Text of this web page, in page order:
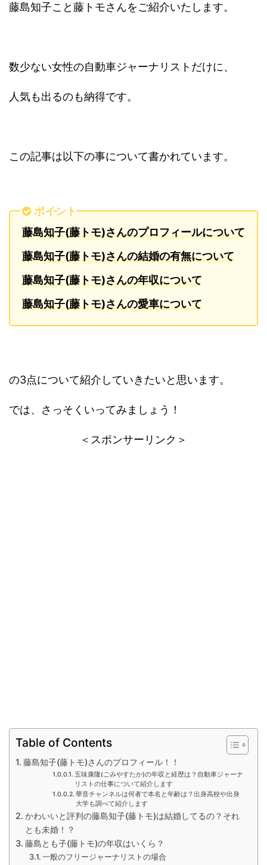
藤島知子こと藤トモさんをご紹介いたします。
数少ない女性の自動車ジャーナリストだけに、
人気も出るのも納得です。
この記事は以下の事について書かれています。
ポイント
藤島知子(藤トモ)さんのプロフィールについて
藤島知子(藤トモ)さんの結婚の有無について
藤島知子(藤トモ)さんの年収について
藤島知子(藤トモ)さんの愛車について
の3点について紹介していきたいと思います。
では、さっそくいってみましょう！
＜スポンサーリンク＞
Table of Contents
藤島知子(藤トモ)さんのプロフィール！！
五味康隆(ごみやすたか)の年収と経歴は？自動車ジャーナ
リストの仕事について紹介します
華音チャンネルは何者で本名と年齢は？出身高校や出身
大学も調べて紹介します
かわいいと評判の藤島知子(藤トモ)は結婚してるの？それ
とも未婚！？
藤島とも子(藤トモ)の年収はいくら？
一般のフリージャーナリストの場合